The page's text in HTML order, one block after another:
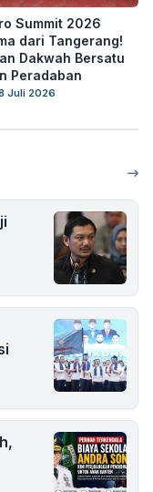
Summit 2026
dari Tangerang!
Dakwah Bersatu
Peradaban
Juli 2026